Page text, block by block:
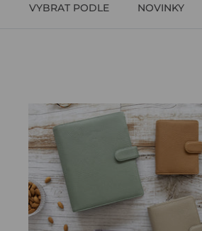
VYBRAT PODLE NOVINKY